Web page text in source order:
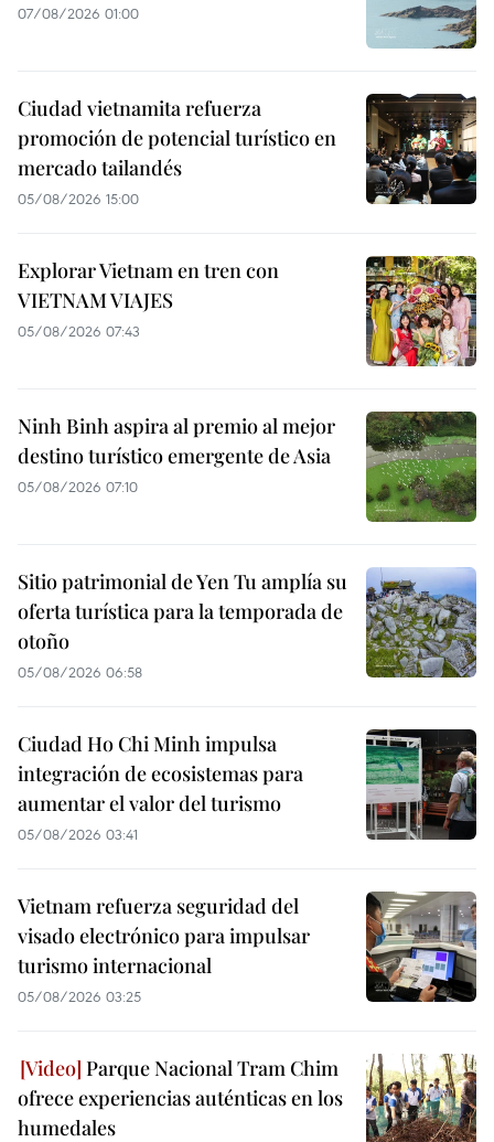
07/08/2026 01:00
Ciudad vietnamita refuerza
promoción de potencial turístico en
mercado tailandés
05/08/2026 15:00
Explorar Vietnam en tren con
VIETNAM VIAJES
05/08/2026 07:43
Ninh Binh aspira al premio al mejor
destino turístico emergente de Asia
05/08/2026 07:10
Sitio patrimonial de Yen Tu amplía su
oferta turística para la temporada de
otoño
05/08/2026 06:58
Ciudad Ho Chi Minh impulsa
integración de ecosistemas para
aumentar el valor del turismo
05/08/2026 03:41
Vietnam refuerza seguridad del
visado electrónico para impulsar
turismo internacional
05/08/2026 03:25
Parque Nacional Tram Chim
ofrece experiencias auténticas en los
humedales